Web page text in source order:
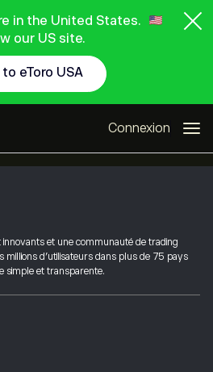
in the United States.
our US site.
to eToro USA
Connexion
et une communauté de trading
millions d'utilisateurs dans plus de 75 pays
simple et transparente.